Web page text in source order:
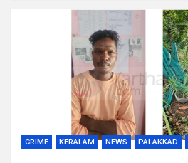
CRIME KERALAM NEWS PALAKKAD